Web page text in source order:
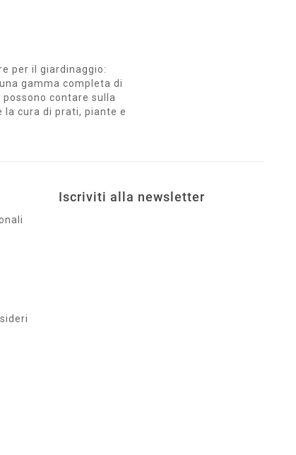
per il giardinaggio:
gamma completa di
contare sulla
la cura di prati, piante e
Iscriviti alla newsletter